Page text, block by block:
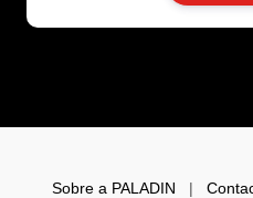
Sobre a PALADIN |